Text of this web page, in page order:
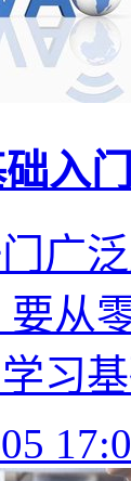
入
门广
从
习